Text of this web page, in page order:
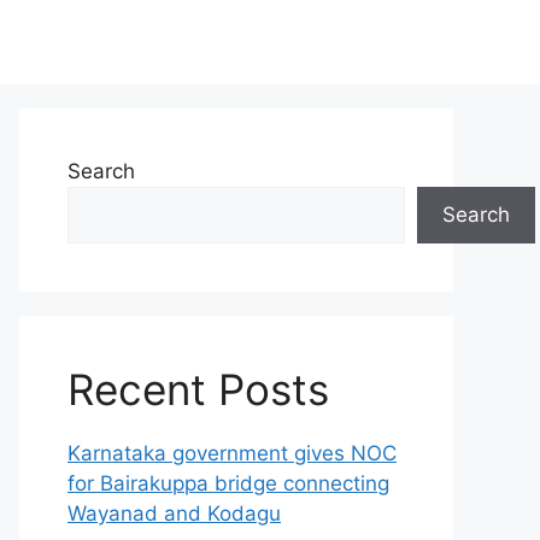
Search
Search
Recent Posts
Karnataka government gives NOC
for Bairakuppa bridge connecting
Wayanad and Kodagu